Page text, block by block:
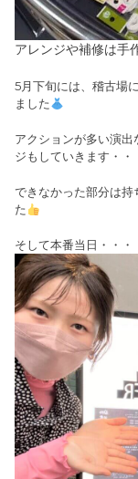
アレンジや補修は手
5月下旬には、稽古場
ました
アクションが多い演
ジもしていきます・・
できなかった部分は持
た
そして本番当日・・・